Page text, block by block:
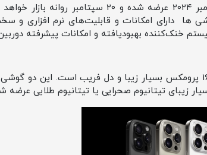
این گوشی ها دارای امکانات و قابلیت‌های نرم
خنک‌کننده بهبودیافته و امکانات پیشرفته
رنگ های ایفون 16 پرو و ایفون 16 پرومکس بسیار زیبا و دل فریب
زیبای تیتانیوم صحرایی یا تیتانیوم طلایی